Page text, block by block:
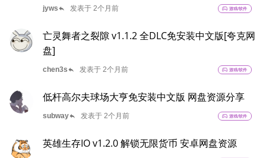
jywsreply 发表于 2个月前 sports_esports 游戏/软件
亡灵舞者之裂隙 v1.1.2 全DLC免安装中文版[夸克网
盘]
chen3sreply 发表于 2个月前 sports_esports 游戏/软件
低杆高尔夫球场大亨免安装中文版 网盘资源分享
subwayreply 发表于 2个月前 sports_esports 游戏/软件
英雄生存IO v1.2.0 解锁无限货币 安卓网盘资源